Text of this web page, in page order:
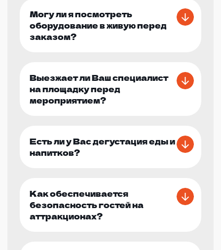
Могу ли я посмотреть
оборудование в живую перед
заказом?
Выезжает ли Ваш специалист
на площадку перед
мероприятием?
Есть ли у Вас дегустация еды и
напитков?
Как обеспечивается
безопасность гостей на
аттракционах?